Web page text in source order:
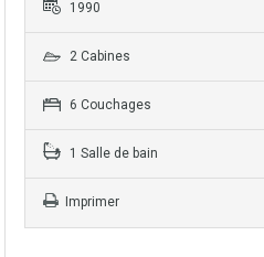
1990
2 Cabines
6 Couchages
1 Salle de bain
Imprimer